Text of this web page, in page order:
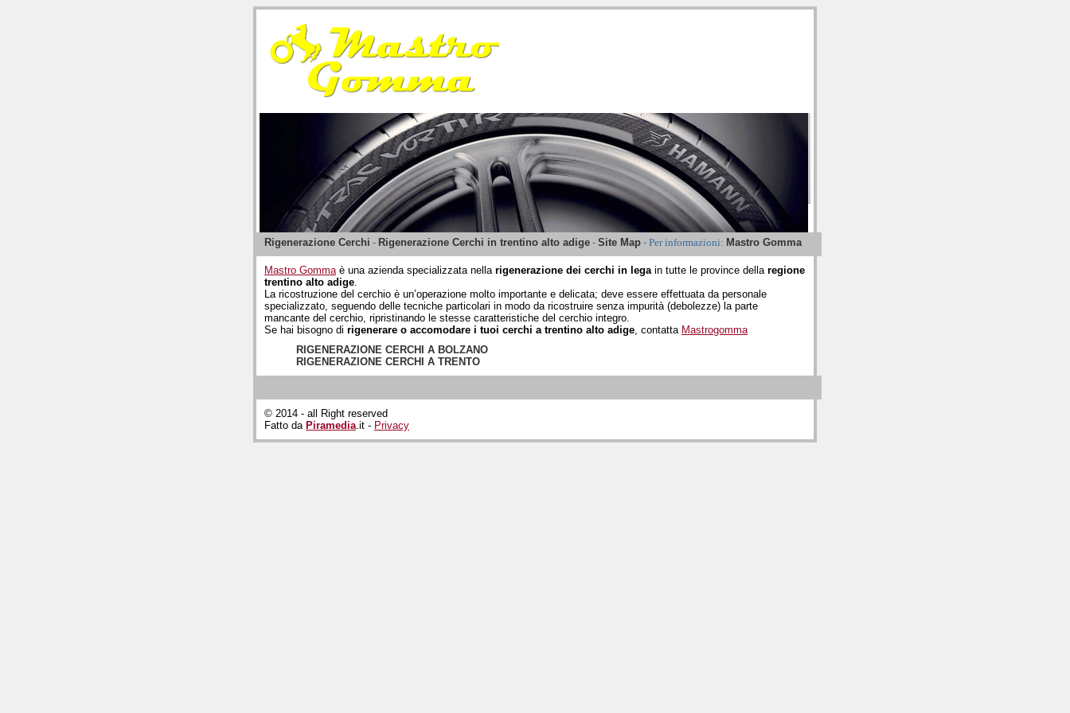
Rigenerazione Cerchi - Rigenerazione Cerchi in trentino alto adige - Site Map - Per informazioni: Mastro Gomma
Mastro Gommaè una azienda specializzata nella rigenerazione dei cerchi in legain tutte le province della regione
trentino alto adige.
La ricostruzione del cerchio è un’operazione molto importante e delicata; deve essere effettuata da personale
specializzato, seguendo delle tecniche particolari in modo da ricostruire senza impurità (debolezze) la parte
mancante del cerchio, ripristinando le stesse caratteristiche del cerchio integro.
Se hai bisogno di rigenerare o accomodare i tuoi cerchi a trentino alto adige, contatta Mastrogomma
RIGENERAZIONE CERCHI A BOLZANO
RIGENERAZIONE CERCHI A TRENTO
© 2014 - all Right reserved
Fatto da Piramedia.it - Privacy